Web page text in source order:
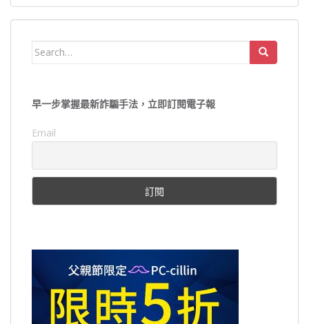
Search
早一步掌握最新詐騙手法，立即訂閱電子報
Email